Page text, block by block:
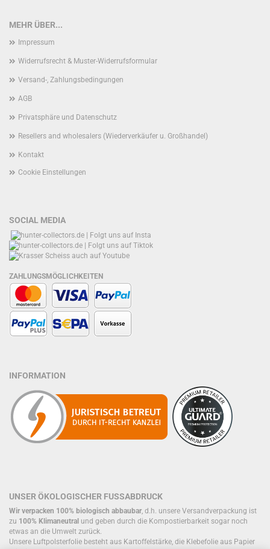
MEHR ÜBER...
Impressum
Widerrufsrecht & Muster-Widerrufsformular
Versand-, Zahlungsbedingungen
AGB
Privatsphäre und Datenschutz
Resellers and wholesalers (Wiederverkäufer u. Großhandel)
Kontakt
Cookie Einstellungen
SOCIAL MEDIA
ZAHLUNGSMÖGLICHKEITEN
INFORMATION
UNSER ÖKOLOGISCHER FUSSABDRUCK
Wir verpacken 100% biologisch abbaubar, d.h. unsere Versandverpackung ist
zu 100% Klimaneutral und geben durch die Kompostierbarkeit sogar noch
etwas an die Umwelt zurück.
Unsere Luftpolsterfolie besteht aus Kartoffelstärke, die Klebefolie aus Papier